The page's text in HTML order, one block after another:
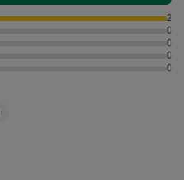
2
0
0
0
0